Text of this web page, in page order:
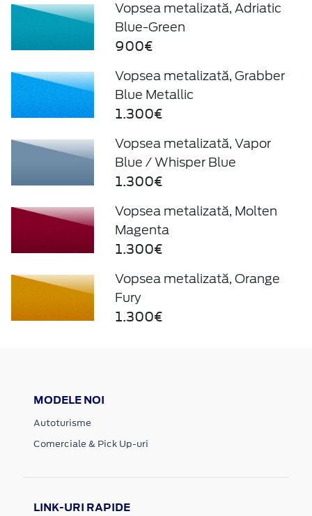
Vopsea metalizată, Adriatic
Blue-Green
900€
Vopsea metalizată, Grabber
Blue Metallic
1.300€
Vopsea metalizată, Vapor
Blue / Whisper Blue
1.300€
Vopsea metalizată, Molten
Magenta
1.300€
Vopsea metalizată, Orange
Fury
1.300€
MODELE NOI
Autoturisme
Comerciale & Pick Up-uri
LINK-URI RAPIDE